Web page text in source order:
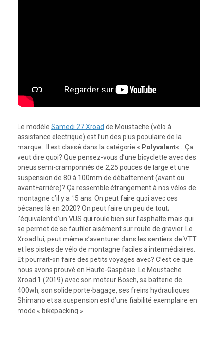
Le modèle Samedi 27 Xroad de Moustache (vélo à
assistance électrique) est l’un des plus populaire de la
marque. Il est classé dans la catégorie « Polyvalent« . Ça
veut dire quoi? Que pensez-vous d’une bicyclette avec des
pneus semi-cramponnés de 2,25 pouces de large et une
suspension de 80 à 100mm de débattement (avant ou
avant+arrière)? Ça ressemble étrangement à nos vélos de
montagne d’il y a 15 ans. On peut faire quoi avec ces
bécanes là en 2020? On peut faire un peu de tout;
l’équivalent d’un VUS qui roule bien sur l’asphalte mais qui
se permet de se faufiler aisément sur route de gravier. Le
Xroad lui, peut même s’aventurer dans les sentiers de VTT
et les pistes de vélo de montagne faciles à intermédiaires.
Et pourrait-on faire des petits voyages avec? C’est ce que
nous avons prouvé en Haute-Gaspésie. Le Moustache
Xroad 1 (2019) avec son moteur Bosch, sa batterie de
400wh, son solide porte-bagage, ses freins hydrauliques
Shimano et sa suspension est d’une fiabilité exemplaire en
mode « bikepacking ».